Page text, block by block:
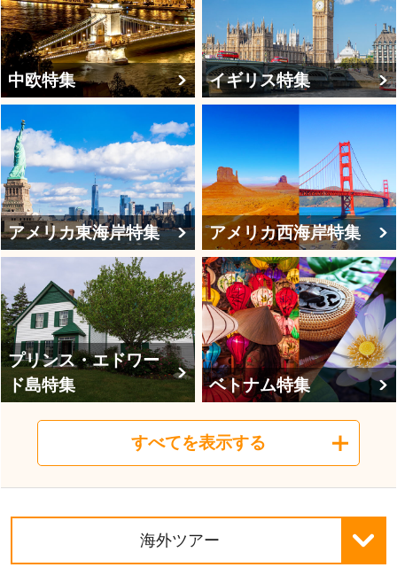
中欧特集 イギリス特集
アメリカ東海岸特集 アメリカ西海岸特集
プリンス・エドワー
ド島特集
ベトナム特集
台湾特集
すべてを表示する
海外ツアー